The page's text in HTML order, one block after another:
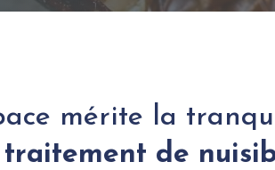
mérite la
de